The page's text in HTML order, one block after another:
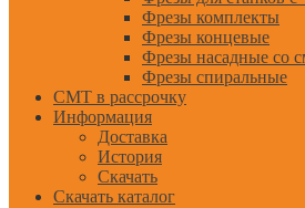
Фрезы комплекты
Фрезы концевые
Фрезы насадные со
Фрезы спиральные
CMT в рассрочку
Информация
Доставка
История
Скачать
Скачать каталог